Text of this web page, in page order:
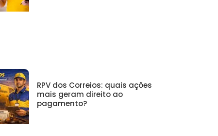
RPV dos Correios: quais ações
mais geram direito ao
pagamento?